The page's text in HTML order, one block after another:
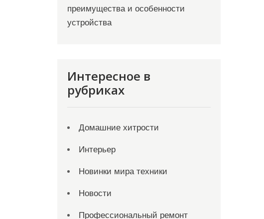
преимущества и особенности
устройства
Интересное в
рубриках
Домашние хитрости
Интерьер
Новинки мира техники
Новости
Профессиональный ремонт